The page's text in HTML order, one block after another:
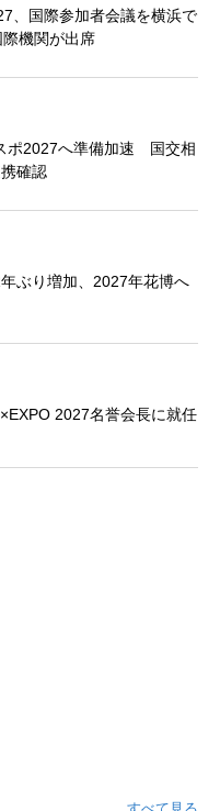
、国際参加者会議を横浜で
機関が出席
ポ2027へ準備加速 国交相
確認
ぶり増加、2027年花博へ
2027名誉会長に就任
すべて見る